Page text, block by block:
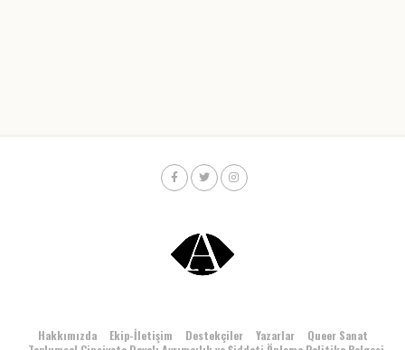
Hakkımızda Ekip-İletişim Destekçiler Yazarlar
Queer Sanat